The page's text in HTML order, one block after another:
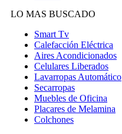
LO MAS BUSCADO
Smart Tv
Calefacción Eléctrica
Aires Acondicionados
Celulares Liberados
Lavarropas Automático
Secarropas
Muebles de Oficina
Placares de Melamina
Colchones